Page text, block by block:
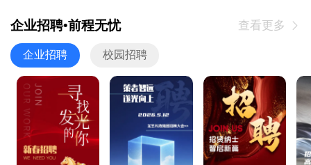
企业招聘•前程无忧 查看更多 
企业招聘 校园招聘